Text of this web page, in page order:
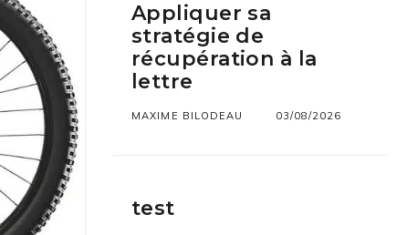
Appliquer sa
stratégie de
récupération à la
lettre
MAXIME BILODEAU 03/08/2026
test